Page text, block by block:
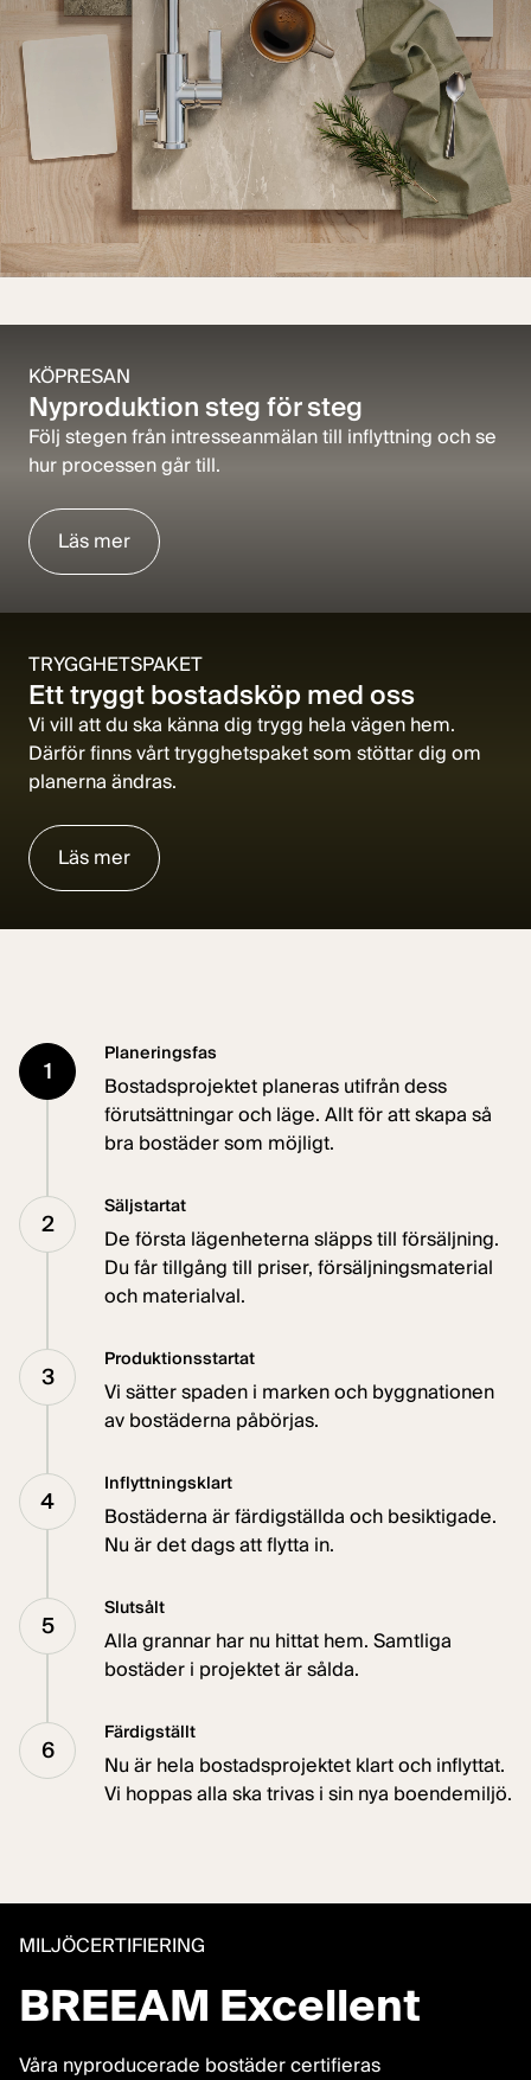
KÖPRESAN
Nyproduktion steg för steg
Följ stegen från intresseanmälan till inflyttning och se
hur processen går till.
Läs mer
TRYGGHETSPAKET
Ett tryggt bostadsköp med oss
Vi vill att du ska känna dig trygg hela vägen hem.
Därför finns vårt trygghetspaket som stöttar dig om
planerna ändras.
Läs mer
1
Planeringsfas
Bostadsprojektet planeras utifrån dess
förutsättningar och läge. Allt för att skapa så
bra bostäder som möjligt.
2
Säljstartat
De första lägenheterna släpps till försäljning.
Du får tillgång till priser, försäljningsmaterial
och materialval.
3
Produktionsstartat
Vi sätter spaden i marken och byggnationen
av bostäderna påbörjas.
4
Inflyttningsklart
Bostäderna är färdigställda och besiktigade.
Nu är det dags att flytta in.
5
Slutsålt
Alla grannar har nu hittat hem. Samtliga
bostäder i projektet är sålda.
6
Färdigställt
Nu är hela bostadsprojektet klart och inflyttat.
Vi hoppas alla ska trivas i sin nya boendemiljö.
MILJÖCERTIFIERING
BREEAM Excellent
Våra nyproducerade bostäder certifieras